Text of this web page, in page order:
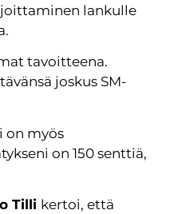
lankulle
tavoitteena.
joskus SM-
on myös
on 150 senttiä,
Tilli kertoi, että